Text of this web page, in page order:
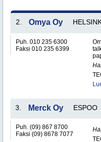
2. Omya Oy
Puh. 010 235 6300
Faksi 010 235 6399
3. Merck Oy ESPOO
Puh. (09) 867 8700
Faksi (09) 8678 7077